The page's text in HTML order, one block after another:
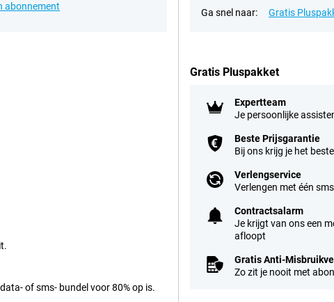
abonnement
of sms- bundel voor 80% op is.
Ga snel naar: Gratis
Gratis Pluspakket
Expertteam
Je persoonlijke
Beste Prijsgarantie
Bij ons krijg je het
Verlengservice
Verlengen met één
Contractsalarm
Je krijgt van ons een
afloopt
Gratis Anti-
Zo zit je nooit met